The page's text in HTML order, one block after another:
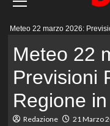
Meteo 22 marzo 2026:
Meteo 22
Previsioni
Regione
Redazione 21 Marzo